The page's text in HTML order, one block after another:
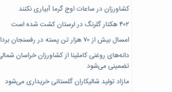
کشاورزان در ساعات اوج گرما آبیاری نکنند
۴۰۲ هکتار گلرنگ در لرستان کشت شده است
امسال بیش از ۷۰ هزار تن پسته در رفسنجان برداشت می‌شود
دانه‌های روغنی کاملینا از کشاورزان خراسان
تضمینی می‌شود
مازاد تولید شالیکاران گلستانی خریداری می‌شود